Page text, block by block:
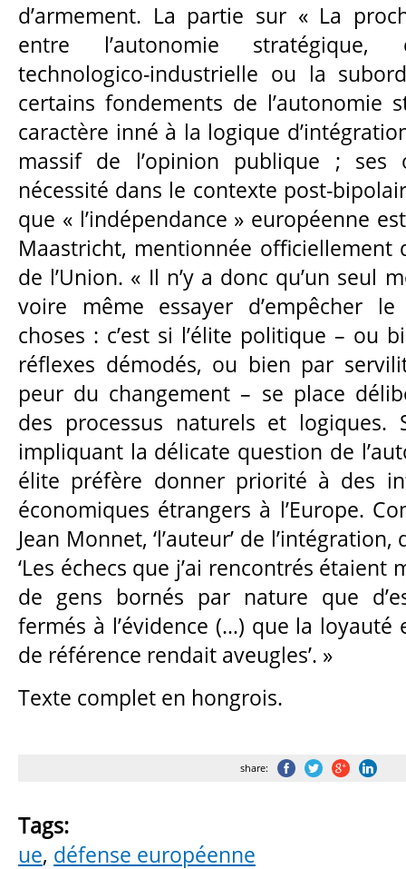
d’armement. La partie sur « La
entre l’autonomie stratégique,
technologico-industrielle ou la
certains fondements de l’autonomie
caractère inné à la logique
massif de l’opinion publique ; ses
nécessité dans le contexte post-
que « l’indépendance » européenne
Maastricht, mentionnée officiellement
de l’Union. « Il n’y a donc qu’un seul
voire même essayer d’empêcher
choses : c’est si l’élite politique – ou
réflexes démodés, ou bien par
peur du changement – se place
des processus naturels et logiques.
impliquant la délicate question de
élite préfère donner priorité à des
économiques étrangers à l’Europe.
Jean Monnet, ‘l’auteur’ de
‘Les échecs que j’ai rencontrés
de gens bornés par nature que
fermés à l’évidence (…) que la loyauté
de référence rendait aveugles’. »
Texte complet en hongrois.
share:
Tags:
ue, défense européenne